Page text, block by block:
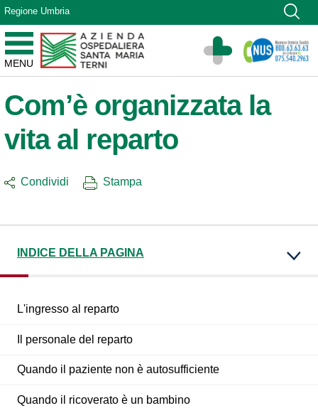
Vai ai contenuti
Vai al menu di navigazione
Vai al footer
Regione Umbria
MENU
Azienda Ospedaliera Santa Maria di Terni
Sito Istituzionale
Com’è organizzata la
vita al reparto
Condividi Stampa
INDICE DELLA PAGINA
L'ingresso al reparto
Il personale del reparto
Quando il paziente non è autosufficiente
Quando il ricoverato è un bambino